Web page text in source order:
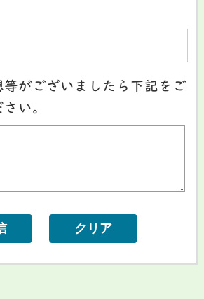
等がございましたら下記をご
い。